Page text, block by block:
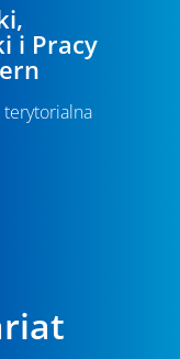
i Pracy
terytorialna